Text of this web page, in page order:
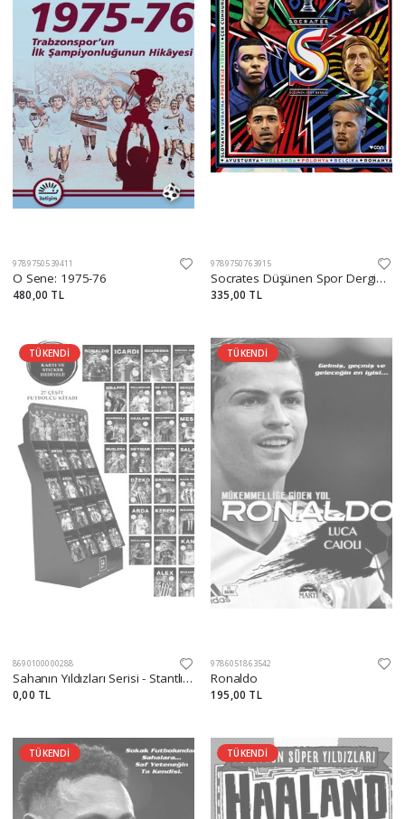
9789750539411
O Sene: 1975-76
480,00 TL
9789750763915
Socrates Düşünen Spor Dergisi Sayı: 95
335,00 TL
TÜKENDİ
8690100000288
Sahanın Yıldızları Serisi - Stantlı 280 Adet Kitap (27´li)
0,00 TL
TÜKENDİ
9786051863542
Ronaldo
195,00 TL
TÜKENDİ TÜKENDİ